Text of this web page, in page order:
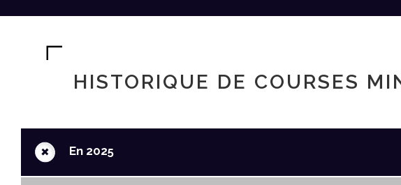
HISTORIQUE DE COURSES
+ En 2025